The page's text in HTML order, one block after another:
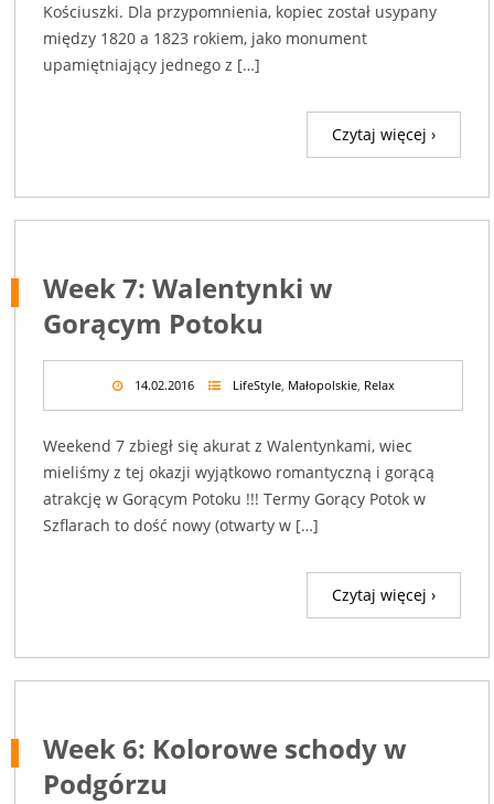
Kościuszki. Dla przypomnienia, kopiec został usypany
między 1820 a 1823 rokiem, jako monument
upamiętniający jednego z […]
Czytaj więcej ›
Week 7: Walentynki w
Gorącym Potoku
14.02.2016 LifeStyle, Małopolskie, Relax
Weekend 7 zbiegł się akurat z Walentynkami, wiec
mieliśmy z tej okazji wyjątkowo romantyczną i gorącą
atrakcję w Gorącym Potoku !!! Termy Gorący Potok w
Szflarach to dość nowy (otwarty w […]
Czytaj więcej ›
Week 6: Kolorowe schody w
Podgórzu